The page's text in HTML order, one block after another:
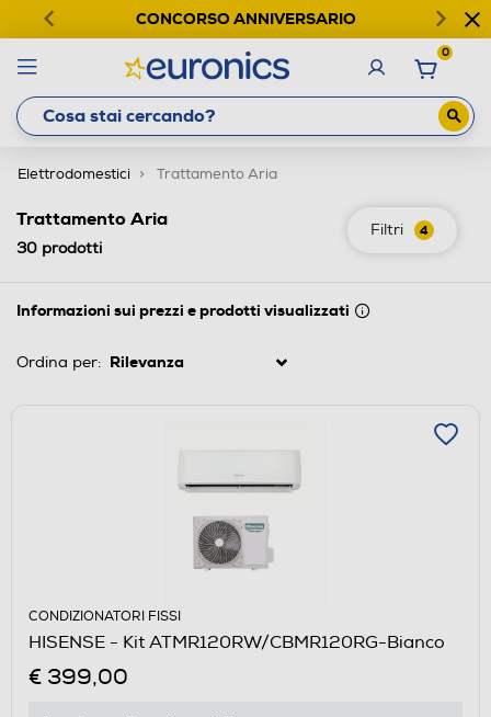
CONCORSO ANNIVERSARIO
0
Elettrodomestici Trattamento Aria
Filtri 4
Trattamento Aria
30 prodotti
Informazioni sui prezzi e prodotti visualizzati
Ordina per:
CONDIZIONATORI FISSI
HISENSE - Kit ATMR120RW/CBMR120RG-Bianco
€ 399,00